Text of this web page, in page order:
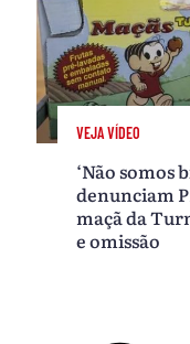
VEJA VÍDEO
‘Não somos
denunciam
maçã da
e omissão